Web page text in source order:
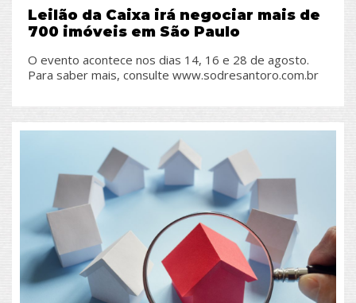
Leilão da Caixa irá negociar mais de
700 imóveis em São Paulo
O evento acontece nos dias 14, 16 e 28 de agosto.
Para saber mais, consulte www.sodresantoro.com.br